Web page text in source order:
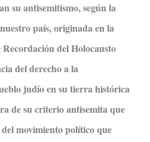
su antisemitismo, según la
país, originada en la
del Holocausto
del derecho a la
judío en su tierra histórica
de su criterio antisemita que
movimiento político que